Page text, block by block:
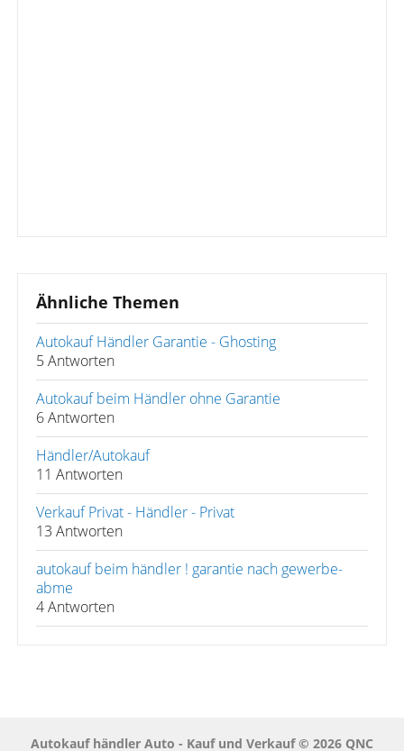
Ähnliche Themen
Autokauf Händler Garantie - Ghosting
5 Antworten
Autokauf beim Händler ohne Garantie
6 Antworten
Händler/Autokauf
11 Antworten
Verkauf Privat - Händler - Privat
13 Antworten
autokauf beim händler ! garantie nach gewerbe-
abme
4 Antworten
Autokauf händler Auto - Kauf und Verkauf © 2026 QNC